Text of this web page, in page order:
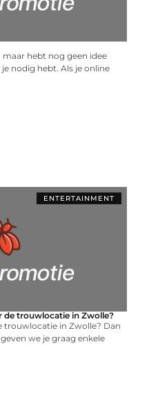
maar hebt nog geen idee
nodig hebt. Als je online
ENTERTAINMENT
de trouwlocatie in Zwolle?
trouwlocatie in Zwolle? Dan
we je graag enkele